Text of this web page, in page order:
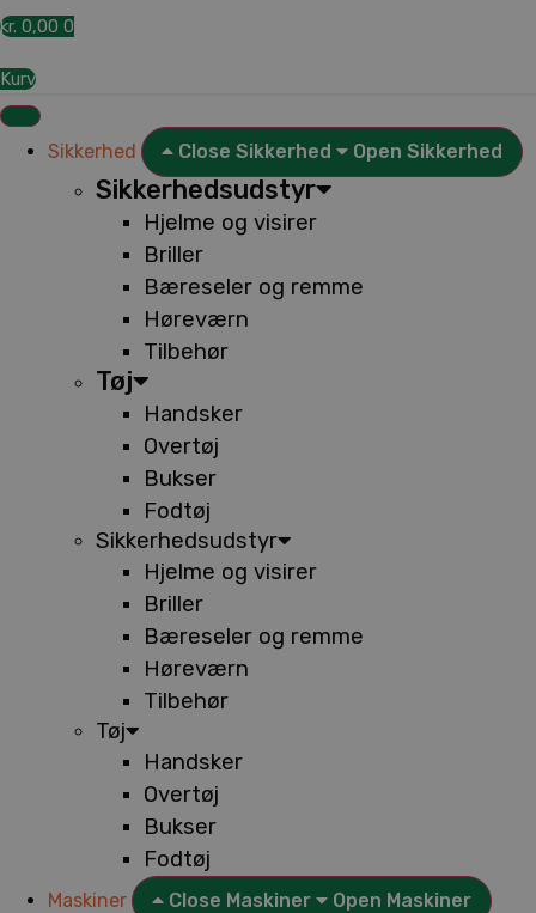
kr. 0,00 0
Kurv
Sikkerhed Close Sikkerhed Open Sikkerhed
Sikkerhedsudstyr
Hjelme og visirer
Briller
Bæreseler og remme
Høreværn
Tilbehør
Tøj
Handsker
Overtøj
Bukser
Fodtøj
Sikkerhedsudstyr
Hjelme og visirer
Briller
Bæreseler og remme
Høreværn
Tilbehør
Tøj
Handsker
Overtøj
Bukser
Fodtøj
Maskiner Close Maskiner Open Maskiner